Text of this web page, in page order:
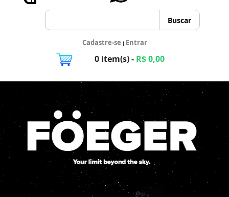
Cadastre-se | Entrar
0 item(s) - R$ 0,00